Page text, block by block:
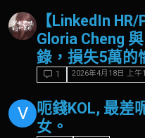
【LinkedIn
Gloria Cheng
錄，損失5萬的
1 2026年4月18日 上午
V 呃錢KOL, 最差
女。